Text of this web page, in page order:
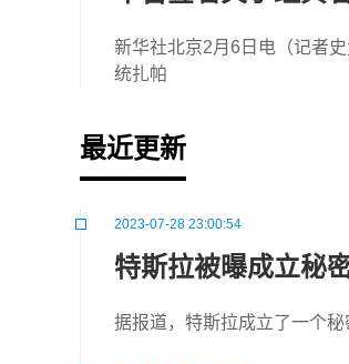
新华社北京2月6日电（记者
统扎帕
最近更新
2023-07-28 23:00:54
特斯拉被曝成立秘
据报道，特斯拉成立了一个